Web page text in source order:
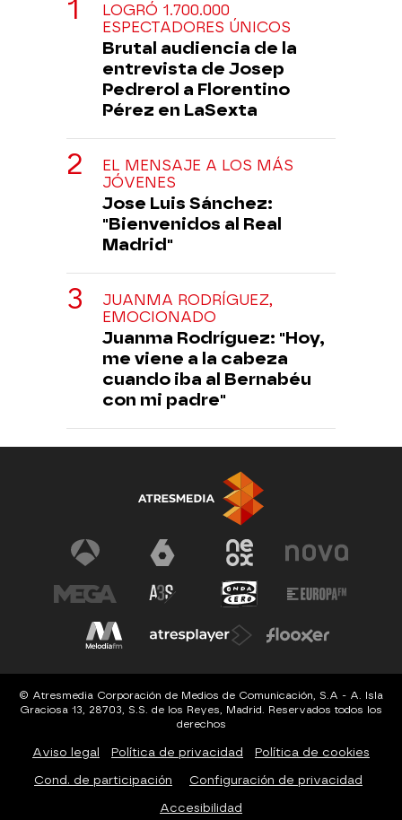
LOGRÓ 1.700.000
ESPECTADORES ÚNICOS
Brutal audiencia de la
entrevista de Josep
Pedrerol a Florentino
Pérez en LaSexta
EL MENSAJE A LOS MÁS
JÓVENES
Jose Luis Sánchez:
"Bienvenidos al Real
Madrid"
JUANMA RODRÍGUEZ,
EMOCIONADO
Juanma Rodríguez: "Hoy,
me viene a la cabeza
cuando iba al Bernabéu
con mi padre"
© Atresmedia Corporación de Medios de Comunicación, S.A - A. Isla
Graciosa 13, 28703, S.S. de los Reyes, Madrid. Reservados todos los
derechos
Aviso legal Política de privacidad Política de cookies
Cond. de participación Configuración de privacidad
Accesibilidad